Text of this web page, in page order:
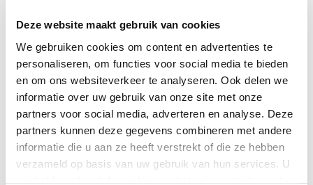
Deze website maakt gebruik van cookies
We gebruiken cookies om content en advertenties te
personaliseren, om functies voor social media te bieden
en om ons websiteverkeer te analyseren. Ook delen we
informatie over uw gebruik van onze site met onze
partners voor social media, adverteren en analyse. Deze
partners kunnen deze gegevens combineren met andere
informatie die u aan ze heeft verstrekt of die ze hebben
verzameld op basis van uw gebruik van hun services. U
geïnspireerd door zowel de schoonheid van de omgeving als
het eenvoudige leven van de boerenbevolking.
Frisse wind. Impressionisme van het Noorden
Van 17 januari tot en met 5 mei 2024 waait er een frisse wind
door de museumzalen van Singer Laren. In de bijzondere